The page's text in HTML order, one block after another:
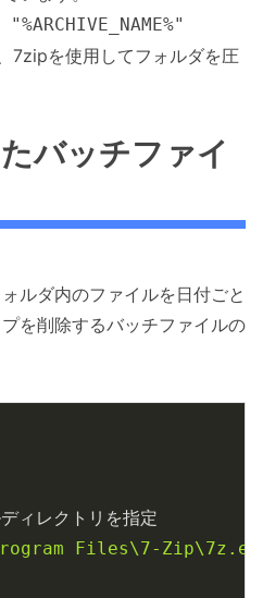
7zipを使用してフォルダを圧
バッチファイ
ルダ内のファイルを日付ごと
を削除するバッチファイルの
ィレクトリを指定
Files\7-